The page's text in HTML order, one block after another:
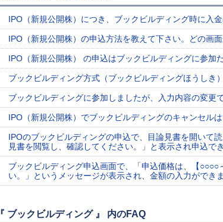
IPO（新規公開株）につき、ブックビルディング時に入
IPO（新規公開株）の申込方法を教えて下さい。どの画
IPO（新規公開株） の申込はブックビルディングに参加
ブックビルディング方式（ブックビルディングほうしき
ブックビルディングに参加しましたが、入力内容の変更
IPO（新規公開株）でブックビルディングのキャンセル
IPOのブックビルディングの申込で、目論見書を開いて
見書を閲覧し、確認してください。」と表示され申込で
ブックビルディング申込画面で、「申込価格は、【
い。」というメッセージが表示され、金額の入力ができま
『 ブックビルディング 』 内のFAQ